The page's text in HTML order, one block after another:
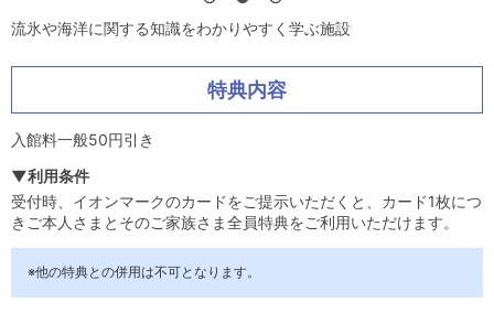
流氷や海洋に関する知識をわかりやすく学ぶ施設
特典内容
入館料一般50円引き
▼利用条件
受付時、イオンマークのカードをご提示いただくと、カード1枚につ
きご本人さまとそのご家族さま全員特典をご利用いただけます。
※他の特典との併用は不可となります。